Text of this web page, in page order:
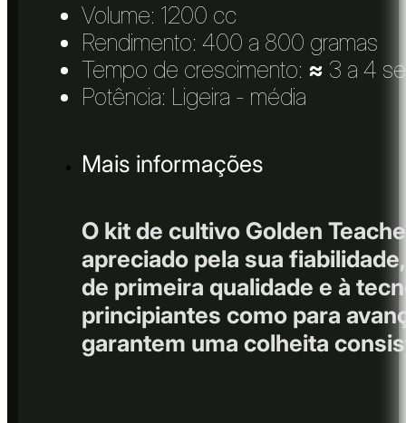
Volume: 1200 cc
Rendimento: 400 a 800 gramas
Tempo de crescimento: ≈ 3 a 4
Potência: Ligeira - média
Mais informações
O kit de cultivo Golden
apreciado pela sua
de primeira qualidade e à
principiantes como para
garantem uma colheita